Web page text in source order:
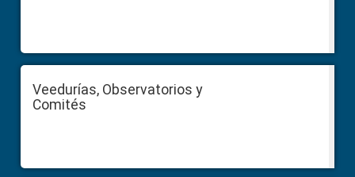
Veedurías, Observatorios y
Comités